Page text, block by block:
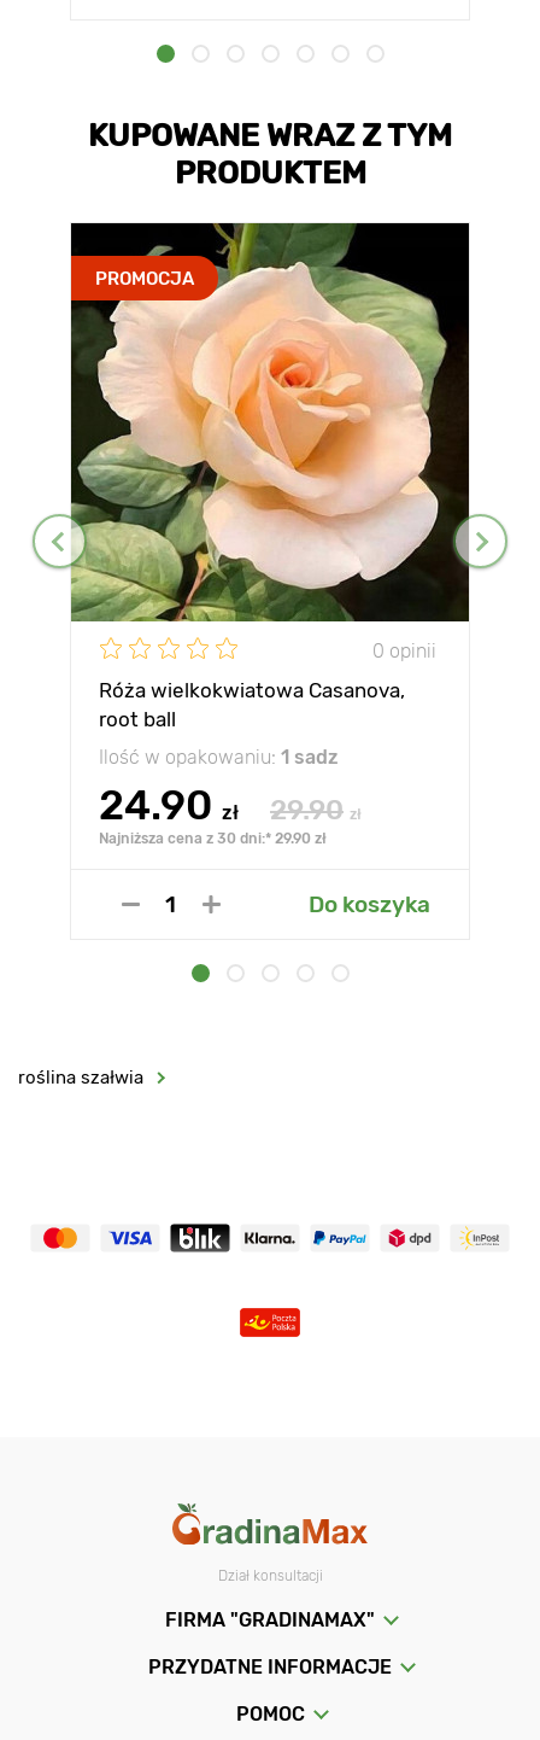
KUPOWANE WRAZ Z TYM
PRODUKTEM
PROMOCJA
0 opinii
Róża wielkokwiatowa Casanova,
root ball
Ilość w opakowaniu: 1 sadz
24.90 zł 29.90 zł
Najniższa cena z 30 dni:* 29.90 zł
Do koszyka
roślina szałwia
Dział konsultacji
FIRMA "GRADINAMAX"
PRZYDATNE INFORMACJE
POMOC